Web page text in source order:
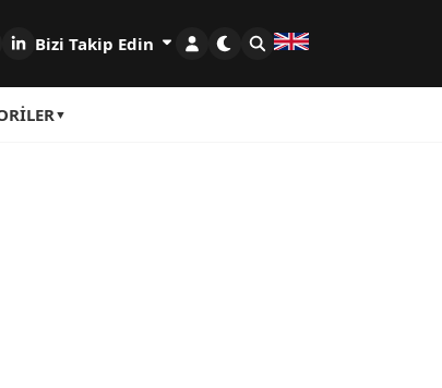
Bizi Takip Edin